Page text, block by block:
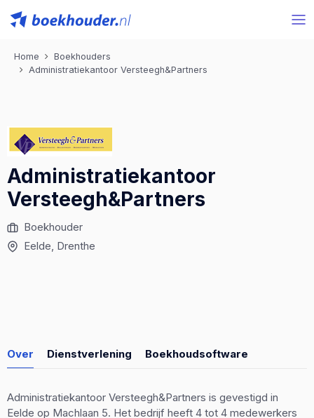
Home
Boekhouders
Administratiekantoor Versteegh&Partners
Administratiekantoor
Versteegh&Partners
Boekhouder
Eelde, Drenthe
Over Dienstverlening Boekhoudsoftware
Administratiekantoor Versteegh&Partners is gevestigd in
Eelde op Machlaan 5. Het bedrijf heeft 4 tot 4 medewerkers